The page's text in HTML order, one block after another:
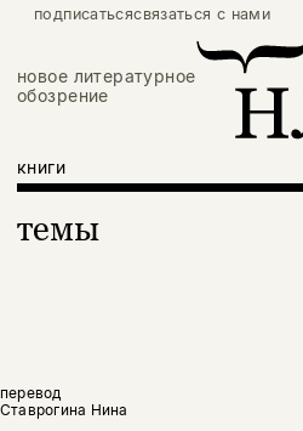
подписатьсясвязаться с нами
новое литературное
обозрение
книги
темы
перевод
Ставрогина Нина